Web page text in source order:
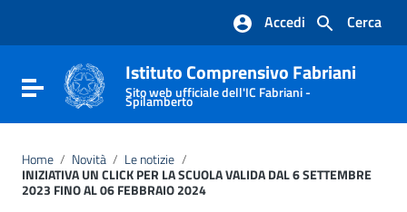
Vai al footer
Cerca
Accedi
Attiva / disattiva la navigazione
Istituto Comprensivo Fabriani
Sito web ufficiale dell'IC Fabriani -
Spilamberto
Home / Novità / Le notizie /
INIZIATIVA UN CLICK PER LA SCUOLA VALIDA DAL 6 SETTEMBRE
2023 FINO AL 06 FEBBRAIO 2024